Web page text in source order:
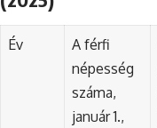
Év
A férfi
népesség
száma,
január 1.,